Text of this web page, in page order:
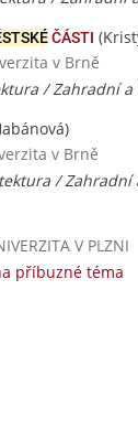
ČÁSTI
v Brně
/ Zahradní
v Brně
/
V PLZNI
příbuzné téma